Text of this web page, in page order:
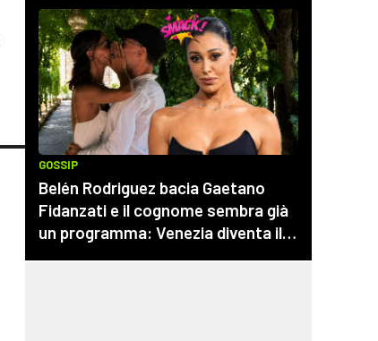
lacplay.it
lactv.it
laconair.it
lacapitalenews.it
cosenzachannel.it
ilvibonese.it